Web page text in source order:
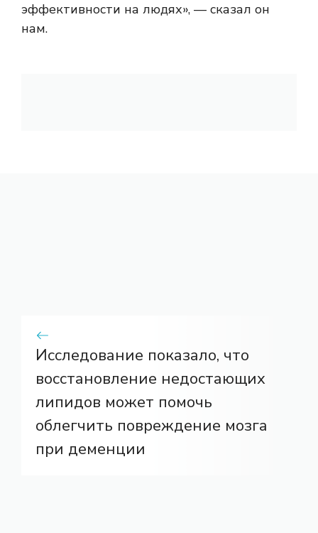
эффективности на людях», — сказал он
нам.
Исследование показало, что
восстановление недостающих
липидов может помочь
облегчить повреждение мозга
при деменции